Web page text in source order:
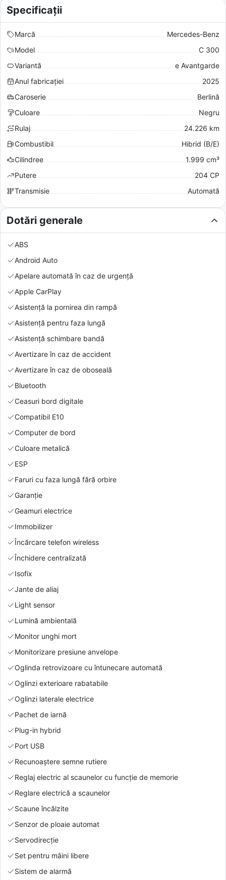
Specificații
Marcă
Mercedes-Benz
Model
C 300
Variantă
e Avantgarde
Anul fabricației
2025
Caroserie
Berlină
Culoare
Negru
Rulaj
24.226 km
Combustibil
Hibrid (B/E)
Cilindree
1.999 cm³
Putere
204 CP
Transmisie
Automată
Dotări generale
ABS
Android Auto
Apelare automată în caz de urgență
Apple CarPlay
Asistență la pornirea din rampă
Asistență pentru faza lungă
Asistență schimbare bandă
Avertizare în caz de accident
Avertizare în caz de oboseală
Bluetooth
Ceasuri bord digitale
Compatibil E10
Computer de bord
Culoare metalică
ESP
Faruri cu faza lungă fără orbire
Garanție
Geamuri electrice
Immobilizer
Încărcare telefon wireless
Închidere centralizată
Isofix
Jante de aliaj
Light sensor
Lumină ambientală
Monitor unghi mort
Monitorizare presiune anvelope
Oglinda retrovizoare cu întunecare automată
Oglinzi exterioare rabatabile
Oglinzi laterale electrice
Pachet de iarnă
Plug-in hybrid
Port USB
Recunoaștere semne rutiere
Reglaj electric al scaunelor cu funcție de memorie
Reglare electrică a scaunelor
Scaune încălzite
Senzor de ploaie automat
Servodirecție
Set pentru mâini libere
Sistem de alarmă